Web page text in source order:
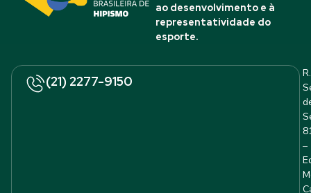
ao desenvolvimento e à
representatividade do
esporte.
(21) 2277-9150
R.
–